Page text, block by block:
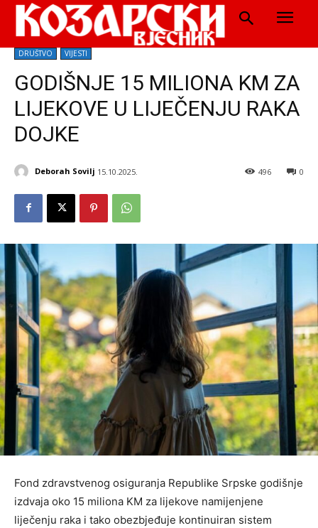
DRUŠTVO VIJESTI
GODIŠNJE 15 MILIONA KM ZA
LIJEKOVE U LIJEČENJU RAKA
DOJKE
Deborah Sovilj 15.10.2025. 0
496
Fond zdravstvenog osiguranja Republike Srpske godišnje
izdvaja oko 15 miliona KM za lijekove namijenjene
liječenju raka i tako obezbjeđuje kontinuiran sistem